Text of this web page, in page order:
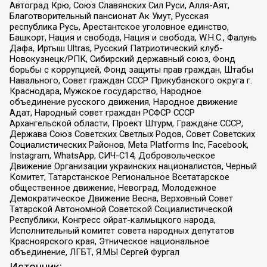
Автоград Крю, Союз Славянских Сил Руси, Алля-Аят,
Благотворительный пансионат Ак Умут, Русская
республика Русь, Арестантское уголовное единство,
Башкорт, Нация и свобода, Нация и свобода, W.H.С., Фалунь
Дафа, Иртыш Ultras, Русский Патриотический клуб-
Новокузнецк/РПК, Сибирский державный союз, Фонд
борьбы с коррупцией, Фонд защиты прав граждан, Штабы
Навального, Совет граждан СССР Прикубанского округа г.
Краснодара, Мужское государство, Народное
объединение русского движения, Народное движение
Адат, Народный совет граждан РСФСР СССР
Архангельской области, Проект Штурм, Граждане СССР,
Держава Союз Советских Светлых Родов, Совет Советских
Социалистических Районов, Meta Platforms Inc, Facebook,
Instagram, WhatsApp, СИЧ-С14, Добровольческое
Движение Организации украинских националистов, Черный
Комитет, Татарстанское Региональное Всетатарское
общественное движение, Невоград, Молодежное
Демократическое Движение Весна, Верховный Совет
Татарской Автономной Советской Социалистической
Республики, Конгресс ойрат-калмыцкого народа,
Исполнительный комитет совета народных депутатов
Красноярского края, Этническое национальное
объединение, ЛГБТ, Я.МЫ Сергей Фургал